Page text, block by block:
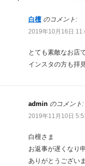
白檀 のコメント:
2019年10月16日
とても素敵なお店
インスタの方も拝
admin のコメント:
2019年11月10日
白檀さま
お返事が遅くなり
ありがとうござい